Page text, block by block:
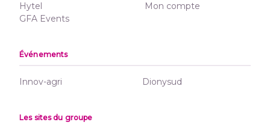
Hytel
GFA Events
Mon compte
Événements
Innov-agri Dionysud
Les sites du groupe